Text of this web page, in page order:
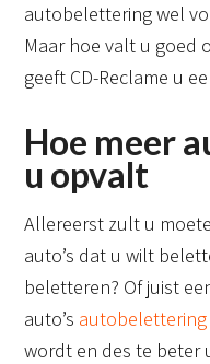
autobelettering wel
Maar hoe valt u goed
geeft CD-Reclame u
Hoe meer
u opvalt
Allereerst zult u
auto’s dat u wilt
beletteren? Of juist
auto’s autobelettering
wordt en des te beter